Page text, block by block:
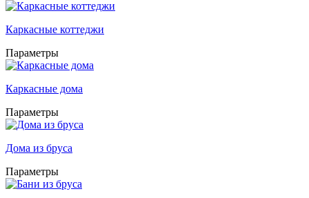
Каркасные коттеджи
Параметры
Каркасные дома
Параметры
Дома из бруса
Параметры